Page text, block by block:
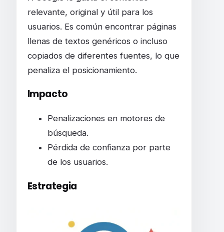
relevante, original y útil para los
usuarios. Es común encontrar páginas
llenas de textos genéricos o incluso
copiados de diferentes fuentes, lo que
penaliza el posicionamiento.
Impacto
Penalizaciones en motores de
búsqueda.
Pérdida de confianza por parte
de los usuarios.
Estrategia